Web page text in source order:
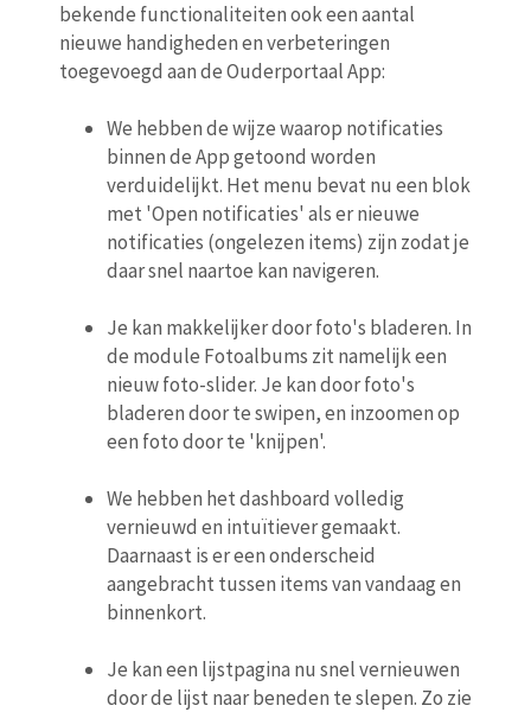
bekende functionaliteiten ook een aantal
nieuwe handigheden en verbeteringen
toegevoegd aan de Ouderportaal App:
We hebben de wijze waarop notificaties
binnen de App getoond worden
verduidelijkt. Het menu bevat nu een blok
met 'Open notificaties' als er nieuwe
notificaties (ongelezen items) zijn zodat je
daar snel naartoe kan navigeren.
Je kan makkelijker door foto's bladeren. In
de module Fotoalbums zit namelijk een
nieuw foto-slider. Je kan door foto's
bladeren door te swipen, en inzoomen op
een foto door te 'knijpen'.
We hebben het dashboard volledig
vernieuwd en intuïtiever gemaakt.
Daarnaast is er een onderscheid
aangebracht tussen items van vandaag en
binnenkort.
Je kan een lijstpagina nu snel vernieuwen
door de lijst naar beneden te slepen. Zo zie